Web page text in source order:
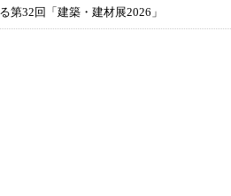
第32回「建築・建材展2026」